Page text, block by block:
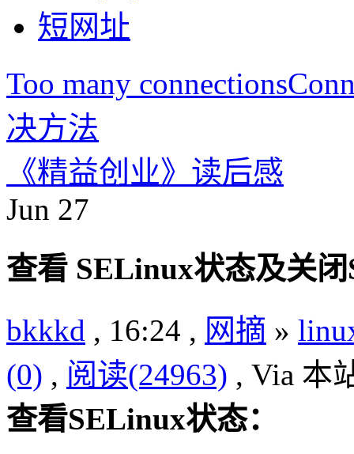
短网址
Too many
决方法
《精益创业》读后感
Jun 27
查看 SELinux状态及关
bkkkd , 16:24 , 网摘 »
(0) , 阅读(24963) , Via 本
查看SELinux状态：